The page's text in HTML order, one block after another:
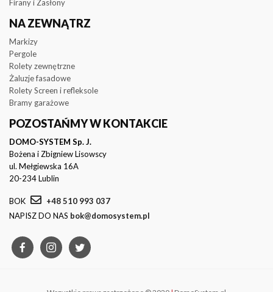
Firany i Zasłony
NA ZEWNĄTRZ
Markizy
Pergole
Rolety zewnętrzne
Żaluzje fasadowe
Rolety Screen i refleksole
Bramy garażowe
POZOSTAŃMY W KONTAKCIE
DOMO-SYSTEM Sp. J.
Bożena i Zbigniew Lisowscy
ul. Mełgiewska 16A
20-234 Lublin
BOK
+48 510 993 037
NAPISZ DO NAS bok@domosystem.pl